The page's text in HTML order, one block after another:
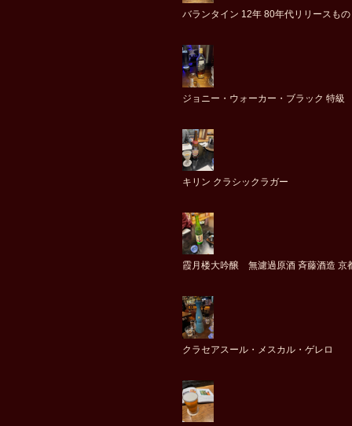
バランタイン 12年 80年代リリースもの
ジョニー・ウォーカー・ブラック 特級
キリン クラシックラガー
霞月楼大吟醸 無濾過原酒 斉藤酒造 京
クラセアスール・メスカル・ゲレロ